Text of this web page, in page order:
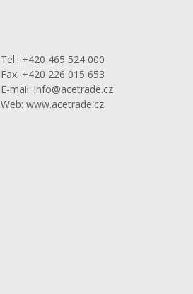
Tel.: +420 465 524 000
Fax: +420 226 015 653
E-mail: info@acetrade.cz
Web: www.acetrade.cz